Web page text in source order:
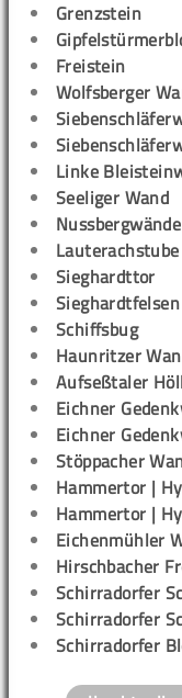
Grenzstein
Freistein
Wolfsberger
Linke
Seeliger Wand
Sieghardttor
Sieghardtfelsen
Schiffsbug
Haunritzer
Aufseßtaler
Eichner
Eichner
Stöppacher
Hammertor |
Hammertor |
Eichenmühler
Hirschbacher
Schirradorfer
Schirradorfer
Schirradorfer